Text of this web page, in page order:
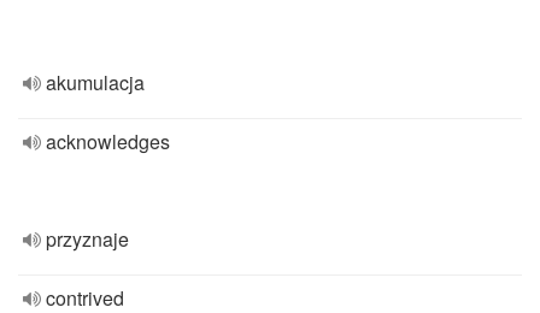
akumulacja
acknowledges
przyznaje
contrived